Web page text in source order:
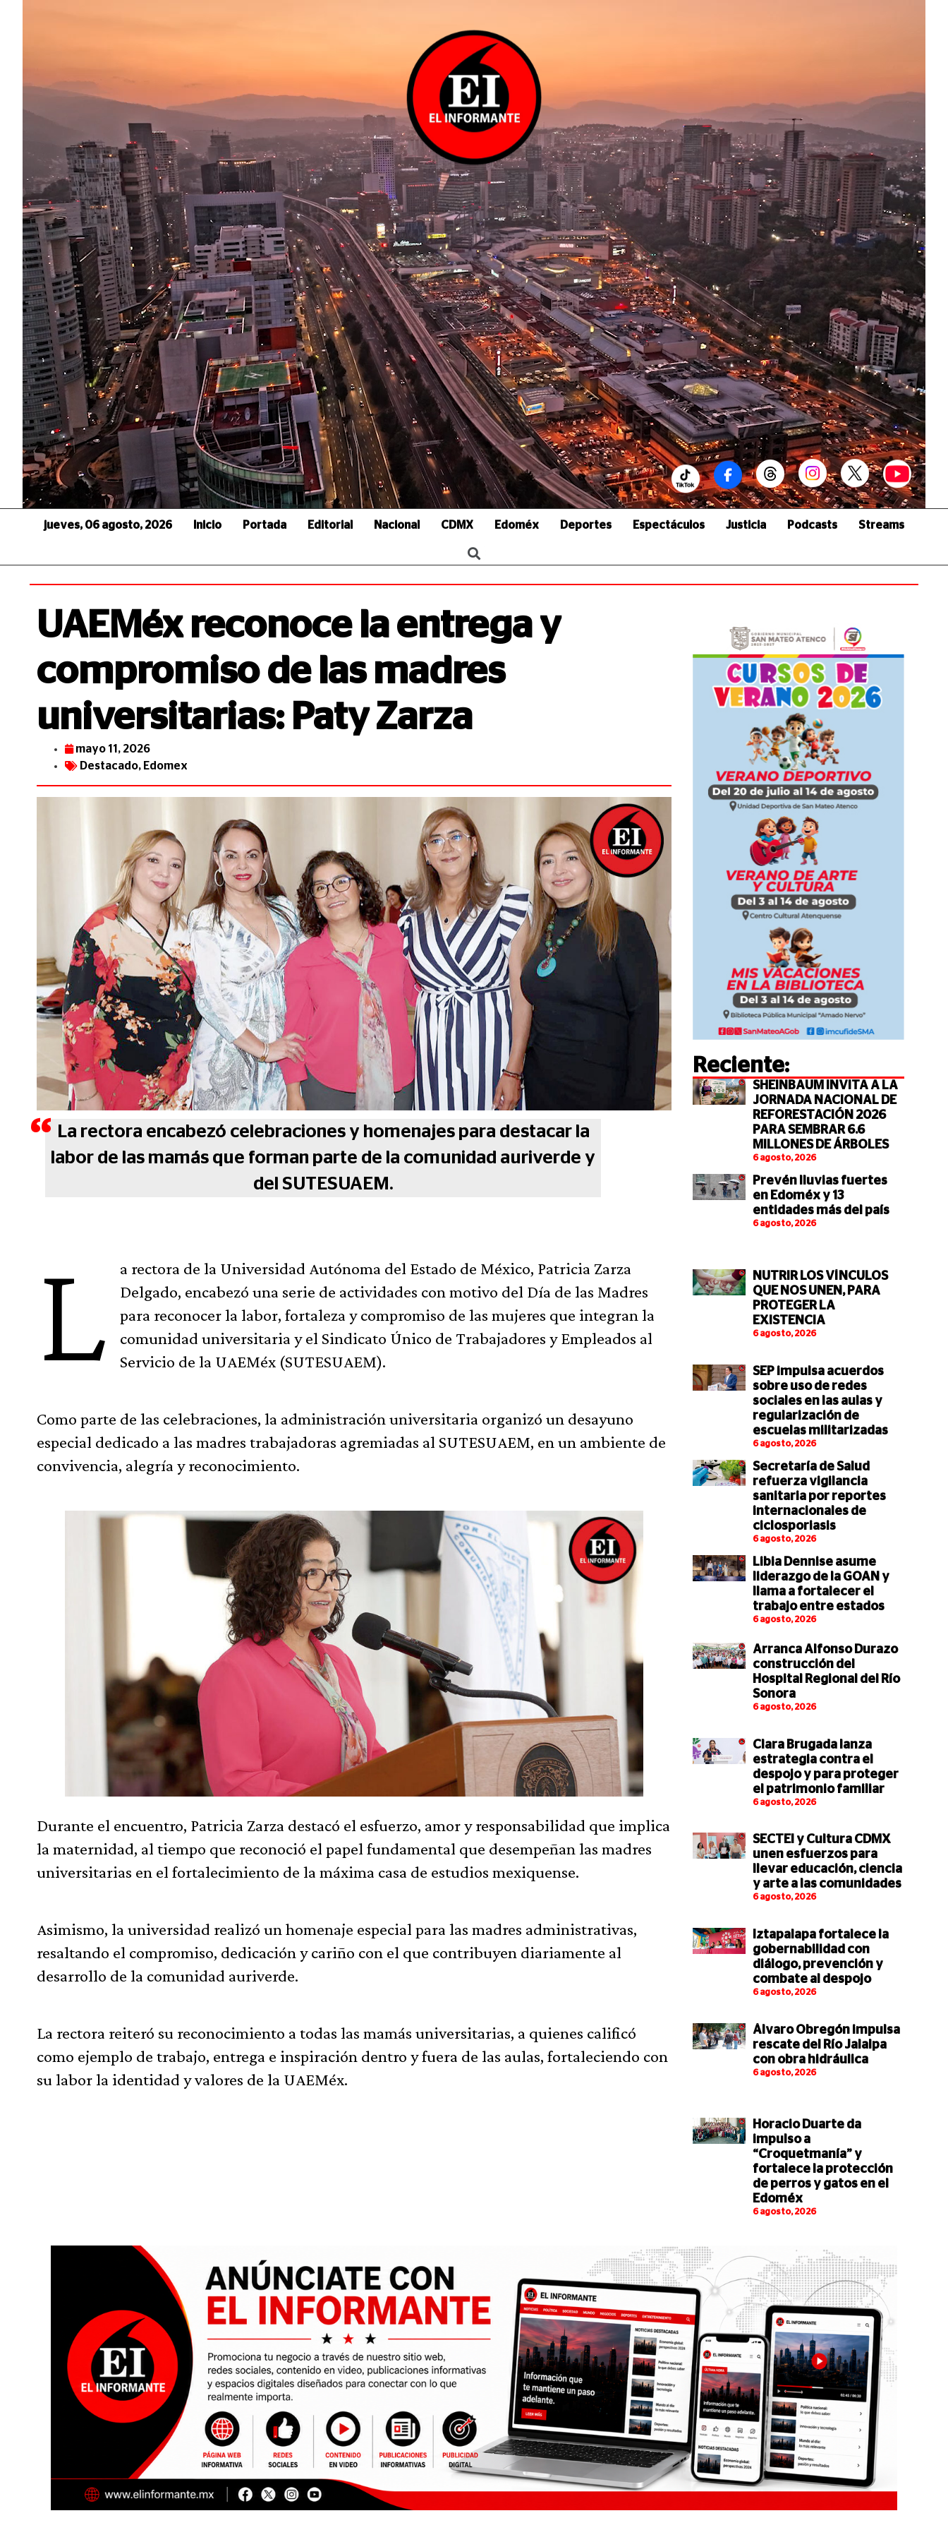
jueves, 06 agosto, 2026 Inicio Portada Editorial Nacional CDMX Edoméx Deportes Espectáculos Justicia Podcasts Streams
UAEMéx reconoce la entrega y
compromiso de las madres
universitarias: Paty Zarza
mayo 11, 2026
Destacado, Edomex
La rectora encabezó celebraciones y homenajes para destacar la
labor de las mamás que forman parte de la comunidad auriverde y
del SUTESUAEM.
L
a rectora de la Universidad Autónoma del Estado de México, Patricia Zarza
Delgado, encabezó una serie de actividades con motivo del Día de las Madres
para reconocer la labor, fortaleza y compromiso de las mujeres que integran la
comunidad universitaria y el Sindicato Único de Trabajadores y Empleados al
Servicio de la UAEMéx (SUTESUAEM).
Como parte de las celebraciones, la administración universitaria organizó un desayuno
especial dedicado a las madres trabajadoras agremiadas al SUTESUAEM, en un ambiente de
convivencia, alegría y reconocimiento.
Durante el encuentro, Patricia Zarza destacó el esfuerzo, amor y responsabilidad que implica
la maternidad, al tiempo que reconoció el papel fundamental que desempeñan las madres
universitarias en el fortalecimiento de la máxima casa de estudios mexiquense.
Asimismo, la universidad realizó un homenaje especial para las madres administrativas,
resaltando el compromiso, dedicación y cariño con el que contribuyen diariamente al
desarrollo de la comunidad auriverde.
La rectora reiteró su reconocimiento a todas las mamás universitarias, a quienes calificó
como ejemplo de trabajo, entrega e inspiración dentro y fuera de las aulas, fortaleciendo con
su labor la identidad y valores de la UAEMéx.
Reciente:
SHEINBAUM INVITA A LA
JORNADA NACIONAL DE
REFORESTACIÓN 2026
PARA SEMBRAR 6.6
MILLONES DE ÁRBOLES
6 agosto, 2026
Prevén lluvias fuertes
en Edoméx y 13
entidades más del país
6 agosto, 2026
NUTRIR LOS VÍNCULOS
QUE NOS UNEN, PARA
PROTEGER LA
EXISTENCIA
6 agosto, 2026
SEP impulsa acuerdos
sobre uso de redes
sociales en las aulas y
regularización de
escuelas militarizadas
6 agosto, 2026
Secretaría de Salud
refuerza vigilancia
sanitaria por reportes
internacionales de
ciclosporiasis
6 agosto, 2026
Libia Dennise asume
liderazgo de la GOAN y
llama a fortalecer el
trabajo entre estados
6 agosto, 2026
Arranca Alfonso Durazo
construcción del
Hospital Regional del Río
Sonora
6 agosto, 2026
Clara Brugada lanza
estrategia contra el
despojo y para proteger
el patrimonio familiar
6 agosto, 2026
SECTEI y Cultura CDMX
unen esfuerzos para
llevar educación, ciencia
y arte a las comunidades
6 agosto, 2026
Iztapalapa fortalece la
gobernabilidad con
diálogo, prevención y
combate al despojo
6 agosto, 2026
Álvaro Obregón impulsa
rescate del Río Jalalpa
con obra hidráulica
6 agosto, 2026
Horacio Duarte da
impulso a
“Croquetmanía” y
fortalece la protección
de perros y gatos en el
Edoméx
6 agosto, 2026